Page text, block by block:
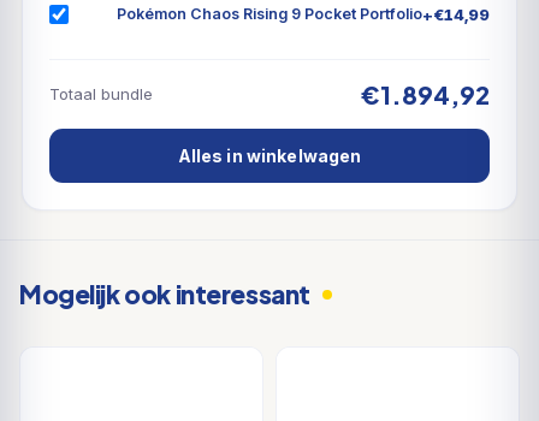
Pokémon Chaos Rising 9 Pocket Portfolio+€14,99
Totaal bundle €1.894,92
Alles in winkelwagen
Mogelijk ook interessant